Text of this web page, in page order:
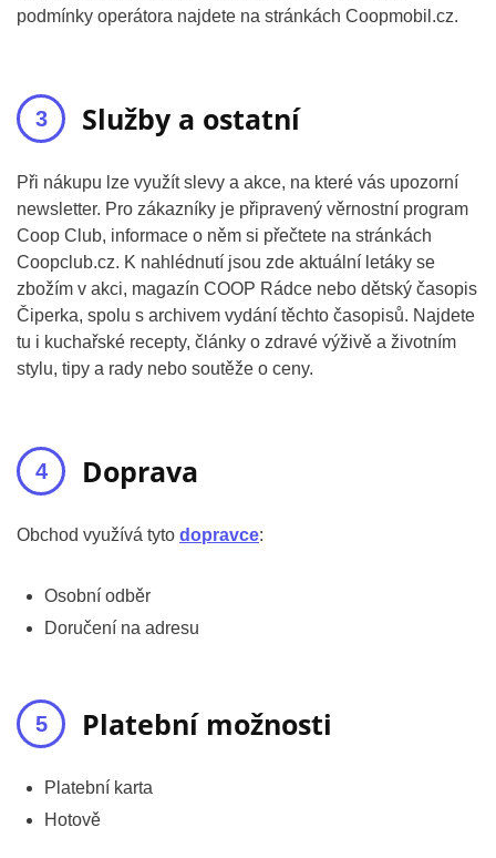
podmínky operátora najdete na stránkách Coopmobil.cz.
Služby a ostatní
Při nákupu lze využít slevy a akce, na které vás upozorní
newsletter. Pro zákazníky je připravený věrnostní program
Coop Club, informace o něm si přečtete na stránkách
Coopclub.cz. K nahlédnutí jsou zde aktuální letáky se
zbožím v akci, magazín COOP Rádce nebo dětský časopis
Čiperka, spolu s archivem vydání těchto časopisů. Najdete
tu i kuchařské recepty, články o zdravé výživě a životním
stylu, tipy a rady nebo soutěže o ceny.
Doprava
Obchod využívá tyto dopravce:
Osobní odběr
Doručení na adresu
Platební možnosti
Platební karta
Hotově